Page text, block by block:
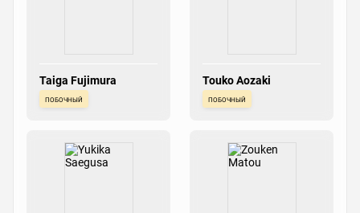
Taiga Fujimura
побочный
Touko Aozaki
побочный